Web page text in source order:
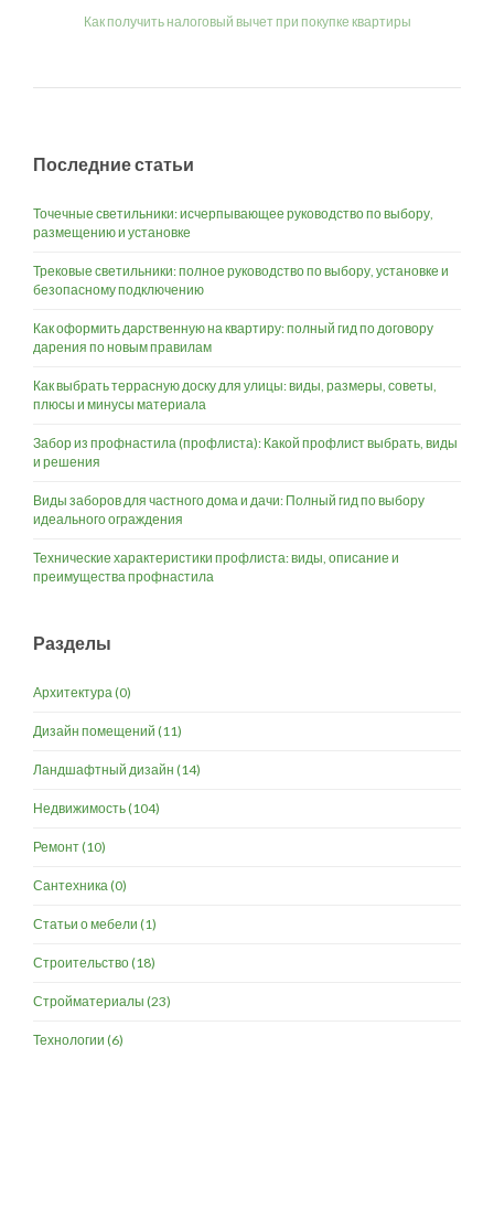
Как получить налоговый вычет при покупке квартиры
Последние статьи
Точечные светильники: исчерпывающее руководство по выбору,
размещению и установке
Трековые светильники: полное руководство по выбору, установке и
безопасному подключению
Как оформить дарственную на квартиру: полный гид по договору
дарения по новым правилам
Как выбрать террасную доску для улицы: виды, размеры, советы,
плюсы и минусы материала
Забор из профнастила (профлиста): Какой профлист выбрать, виды
и решения
Виды заборов для частного дома и дачи: Полный гид по выбору
идеального ограждения
Технические характеристики профлиста: виды, описание и
преимущества профнастила
Разделы
Архитектура(0)
Дизайн помещений (11)
Ландшафтный дизайн (14)
Недвижимость(104)
Ремонт(10)
Сантехника(0)
Статьи о мебели (1)
Строительство(18)
Стройматериалы (23)
Технологии (6)